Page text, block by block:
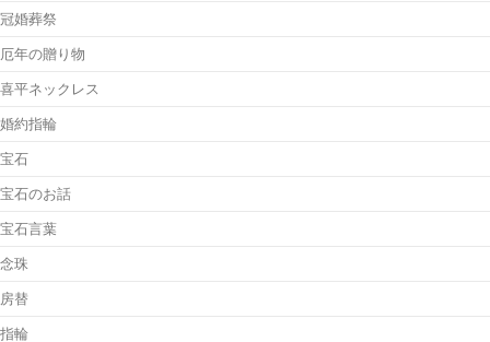
冠婚葬祭
厄年の贈り物
喜平ネックレス
婚約指輪
宝石
宝石のお話
宝石言葉
念珠
房替
指輪